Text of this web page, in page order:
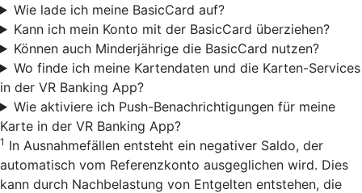
Wie lade ich meine BasicCard auf?
Kann ich mein Konto mit der BasicCard überziehen?
Können auch Minderjährige die BasicCard nutzen?
Wo finde ich meine Kartendaten und die Karten-Services
in der VR Banking App?
Wie aktiviere ich Push-Benachrichtigungen für meine
Karte in der VR Banking App?
1 In Ausnahmefällen entsteht ein negativer Saldo, der
automatisch vom Referenzkonto ausgeglichen wird. Dies
kann durch Nachbelastung von Entgelten entstehen, die